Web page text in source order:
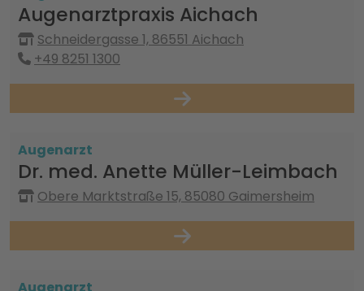
Augenarztpraxis Aichach
Schneidergasse 1, 86551 Aichach
+49 8251 1300
Augenarzt
Dr. med. Anette Müller-Leimbach
Obere Marktstraße 15, 85080 Gaimersheim